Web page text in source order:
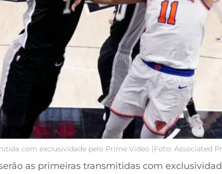
com exclusividade pelo Prime Video (Foto: Associated
as primeiras transmitidas com